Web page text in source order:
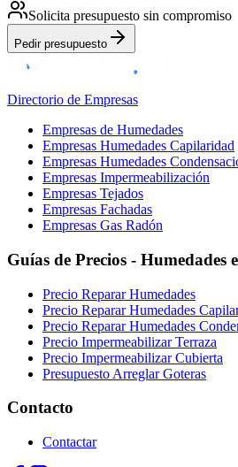
Solicita presupuesto sin compromiso
Pedir presupuesto
Directorio de Empresas
Empresas de Humedades
Empresas Humedades Capilaridad
Empresas Humedades
Empresas Impermeabilización
Empresas Tejados
Empresas Fachadas
Empresas Gas Radón
Guías de Precios - Humedades
Precio Reparar Humedades
Precio Reparar Humedades
Precio Reparar Humedades
Precio Impermeabilizar Terraza
Precio Impermeabilizar Cubierta
Presupuesto Arreglar Goteras
Contacto
Contactar